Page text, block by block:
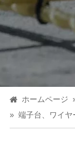
ホームページ
» 端子台、ワイヤ